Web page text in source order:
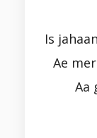
Is
Ae
Aa